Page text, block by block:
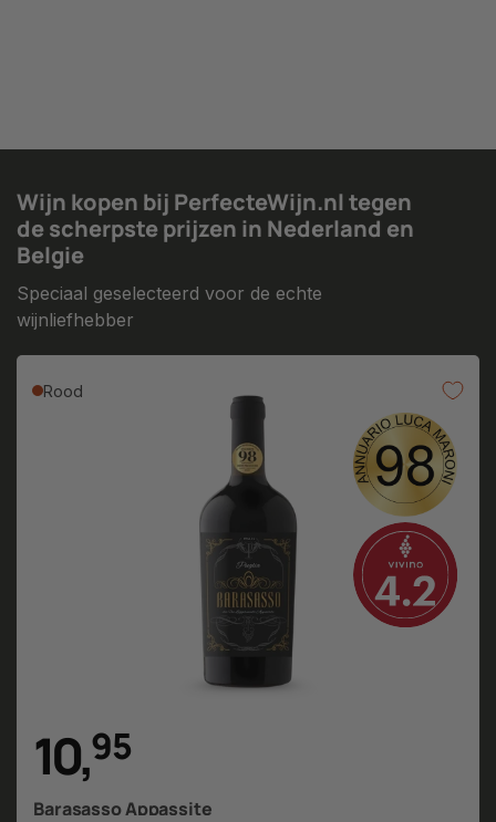
Wijn kopen bij PerfecteWijn.nl tegen
de scherpste prijzen in Nederland en
Belgie
Speciaal geselecteerd voor de echte
wijnliefhebber
Rood
10,95
Barasasso Appassite